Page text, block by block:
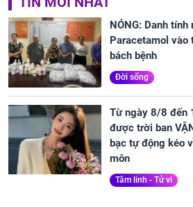
NÓNG: Danh
Paracetamol vào
bách bệnh
Đời sống
Từ ngày 8/8 đến
được trời ban
bạc tự động kéo
môn
Tâm linh - Tử vi